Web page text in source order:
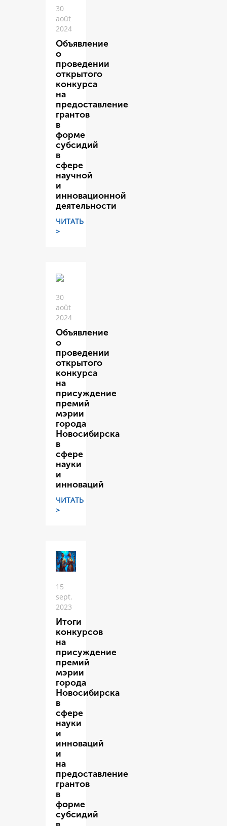
30
août
2024
Объявление
о
проведении
открытого
конкурса
на
предоставление
грантов
в
форме
субсидий
в
сфере
научной
и
инновационной
деятельности
ЧИТАТЬ
>
30
août
2024
Объявление
о
проведении
открытого
конкурса
на
присуждение
премий
мэрии
города
Новосибирска
в
сфере
науки
и
инноваций
ЧИТАТЬ
>
15
sept.
2023
Итоги
конкурсов
на
присуждение
премий
мэрии
города
Новосибирска
в
сфере
науки
и
инноваций
и
на
предоставление
грантов
в
форме
субсидий